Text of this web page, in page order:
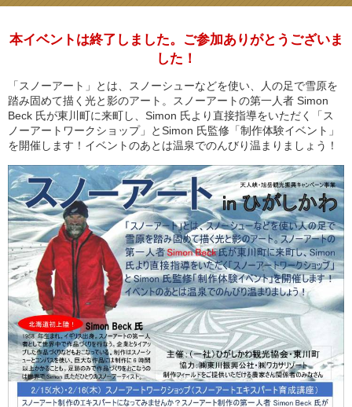
本イベントは終了しました。ご参加ありがとうございま
した！
「スノーアート」とは、スノーシューなどを使い、人の足で雪原を
踏み固めて描く光と影のアート。スノーアートの第一人者 Simon
Beck 氏が東川町に来町し、Simon 氏より直接指導をいただく「ス
ノーアートワークショップ」とSimon 氏監修「制作体験イベント」
を開催します！イベントのあとは温泉でのんびり温まりましょう！